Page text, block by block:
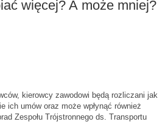
więcej? A może mniej?
kierowcy zawodowi będą rozliczani jak
ich umów oraz może wpłynąć również
Zespołu Trójstronnego ds. Transportu